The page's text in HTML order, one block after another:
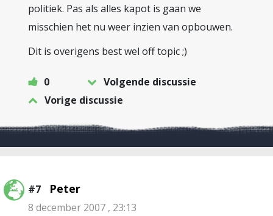
politiek. Pas als alles kapot is gaan we
misschien het nu weer inzien van opbouwen.
Dit is overigens best wel off topic ;)
0
Volgende discussie
Vorige discussie
#7 Peter
8 december 2007 , 23:13